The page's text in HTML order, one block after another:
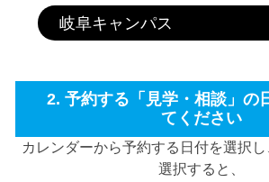
2. 予約する「見学・相談」の
てください
カレンダーから予約する日付を選択
選択すると、